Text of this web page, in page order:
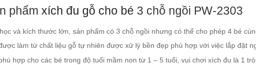
phẩm xích đu gỗ cho bé 3 chỗ ngồi PW-2303
và kích thước lớn, sản phẩm có 3 chỗ ngồi nhưng có thể cho phép 4 bé
làm từ chất liệu gỗ tự nhiên được xử lý bền đẹp phù hợp với việc lắp đặt
hợp cho các bé trong độ tuổi mầm non từ 1 – 5 tuổi, vui chơi xích đu là 1